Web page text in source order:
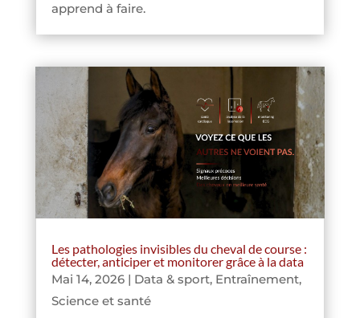
apprend à faire.
Les pathologies invisibles du cheval de course :
détecter, anticiper et monitorer grâce à la data
Mai 14, 2026| Data & sport, Entraînement,
Science et santé